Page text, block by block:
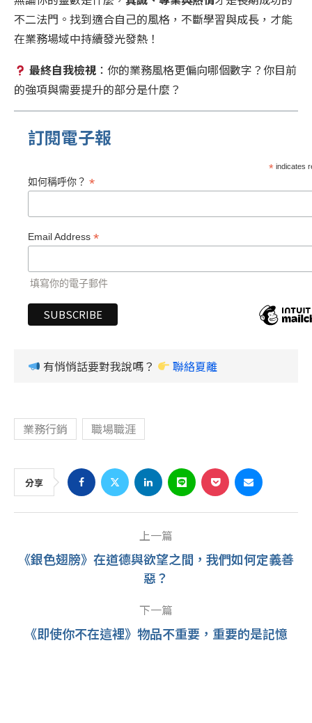
不二法門。找到適合自己的風格，不斷學習與成長，才能
在業務場域中持續發光發熱！
最終自我檢視 ：你的業務風格更偏向哪個數字？你目前
的強項與需要提升的部分是什麼？
訂閱電子報
*indicates
如何稱呼你？ *
Email Address *
填寫你的電子郵件
有悄悄話要對我說嗎？ 聯絡夏離
業務行銷 職場職涯
分享
上一篇
《銀色翅膀》在道德與欲望之間，我們如何定義善
惡？
下一篇
《即使你不在這裡》物品不重要，重要的是記憶